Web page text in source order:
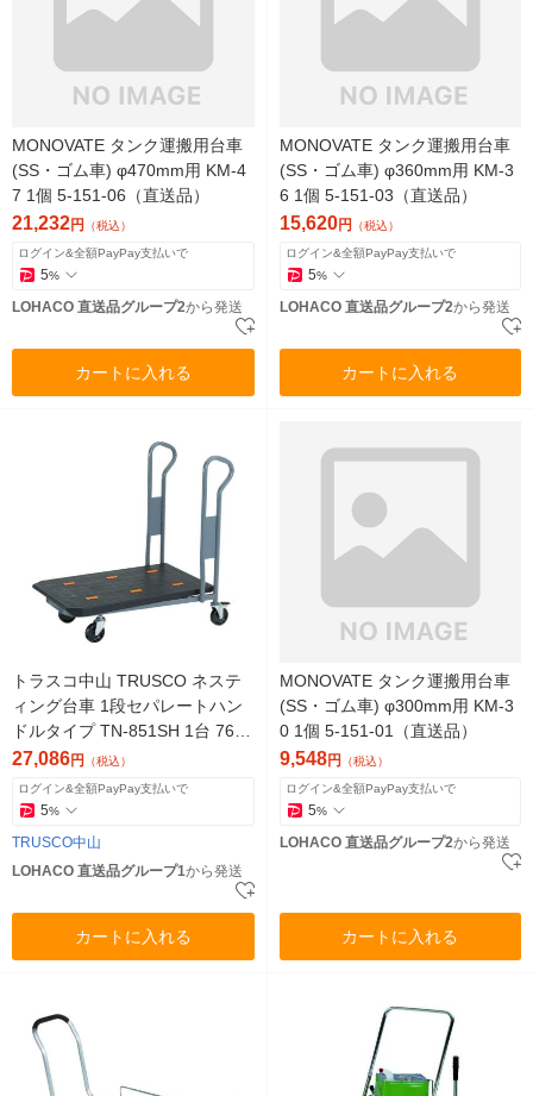
MONOVATE タンク運搬用台車
(SS・ゴム車) φ470mm用 KM-4
7 1個 5-151-06（直送品）
21,232円 （税込）
ログイン&全額PayPay支払いで
5%
LOHACO 直送品グループ2から発送
カートに入れる
MONOVATE タンク運搬用台車
(SS・ゴム車) φ360mm用 KM-3
6 1個 5-151-03（直送品）
15,620円 （税込）
ログイン&全額PayPay支払いで
5%
LOHACO 直送品グループ2から発送
カートに入れる
トラスコ中山 TRUSCO ネステ
ィング台車 1段セパレートハン
ドルタイプ TN-851SH 1台 765-
1911（直送品）
27,086円 （税込）
ログイン&全額PayPay支払いで
5%
TRUSCO中山
LOHACO 直送品グループ1から発送
カートに入れる
MONOVATE タンク運搬用台車
(SS・ゴム車) φ300mm用 KM-3
0 1個 5-151-01（直送品）
9,548円 （税込）
ログイン&全額PayPay支払いで
5%
LOHACO 直送品グループ2から発送
カートに入れる